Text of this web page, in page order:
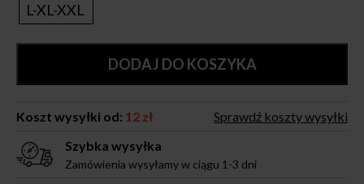
L-XL-XXL
DODAJ DO KOSZYKA
Koszt wysyłki od: 12 zł
Sprawdź koszty wysyłki
Szybka wysyłka
Zamówienia wysyłamy w ciągu 1-3 dni